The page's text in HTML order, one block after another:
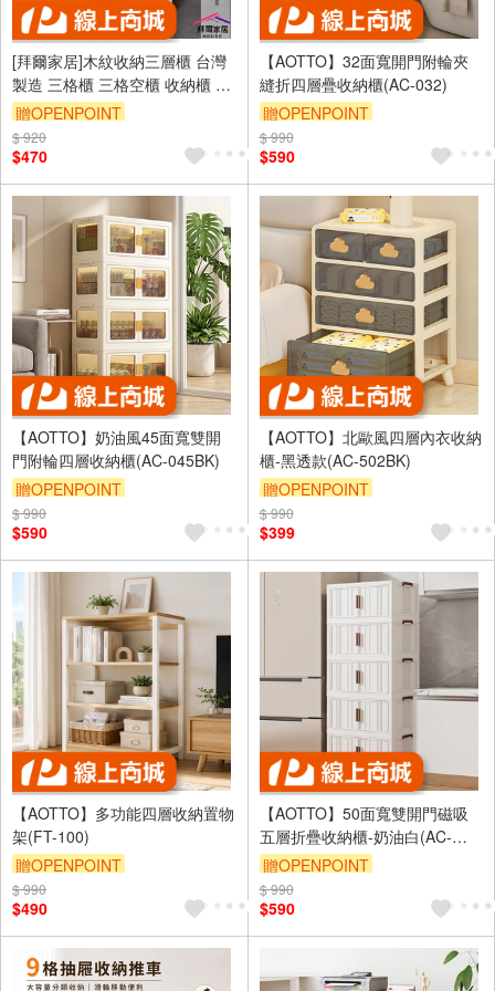
[拜爾家居]木紋收納三層櫃 台灣
製造 三格櫃 三格空櫃 收納櫃 儲
藏櫃 書櫃 置物櫃 收納櫃 玄關櫃
書架 (免運)
贈OPENPOINT
$ 920
$470
【AOTTO】32面寬開門附輪夾
縫折四層疊收納櫃(AC-032)
贈OPENPOINT
滿3000享95折
$ 990
$590
【AOTTO】奶油風45面寬雙開
門附輪四層收納櫃(AC-045BK)
贈OPENPOINT
滿3000享95折
$ 990
$590
【AOTTO】北歐風四層內衣收納
櫃-黑透款(AC-502BK)
贈OPENPOINT
滿3000享95折
$ 990
$399
【AOTTO】多功能四層收納置物
架(FT-100)
贈OPENPOINT
滿3000享95折
$ 990
$490
【AOTTO】50面寬雙開門磁吸
五層折疊收納櫃-奶油白(AC-
056W)
贈OPENPOINT
滿3000享95折
$ 990
$590